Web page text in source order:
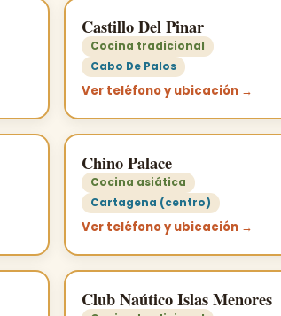
Castillo Del Pinar
Cocina tradicional
Cabo De Palos
Ver teléfono y ubicación →
Chino Palace
Cocina asiática
Cartagena (centro)
Ver teléfono y ubicación →
Club Naútico Islas Menores